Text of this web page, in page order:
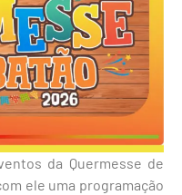
da Quermesse de
ele uma programação